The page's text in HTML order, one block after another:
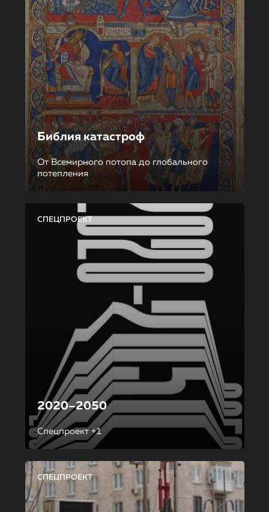
Библия катастроф
От Всемирного потопа до глобального
потепления
СПЕЦПРОЕКТ
2020–2050
Спецпроект +1
СПЕЦПРОЕКТ